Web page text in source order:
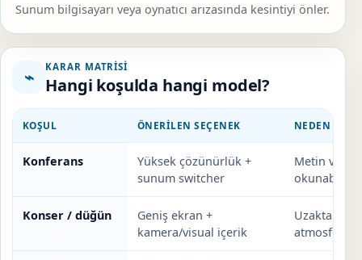
Sunum bilgisayarı veya oynatıcı arızasında kesintiyi önler.
⌁ KARAR MATRISI
Hangi koşulda hangi model?
KOŞUL ÖNERILEN SEÇENEK NEDEN
Konferans
Yüksek çözünürlük +
sunum switcher
Metin ve
Konser / düğün
Geniş ekran +
kamera/visual içerik
Uzaktan
atmosfer